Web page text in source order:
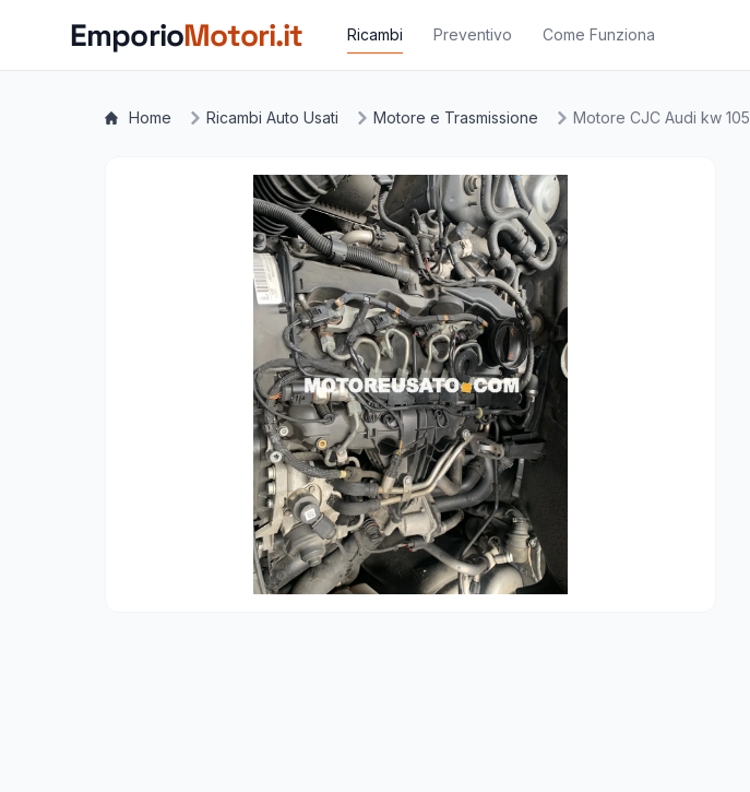
EmporioMotori.it Ricambi Preventivo Come Funziona
Home Ricambi Auto Usati Motore e Trasmissione Motore CJC Audi kw 105